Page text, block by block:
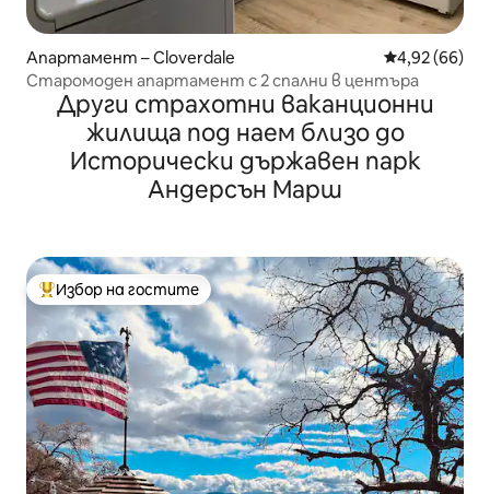
Апартамент – Cloverdale Средна
4,92 (66)
Старомоден апартамент с 2 спални в центъра
Други страхотни ваканционни
жилища под наем близо до
Исторически държавен парк
Андерсън Марш
Най-популярен избор на гостите
Избор на гостите